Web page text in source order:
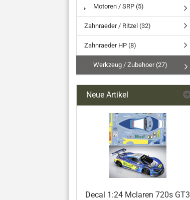
Motoren / SRP (5)
Zahnraeder / Ritzel (32)
Zahnraeder HP (8)
Werkzeug / Zubehoer (27)
Neue Artikel
Decal 1:24 Mclaren 720s GT3